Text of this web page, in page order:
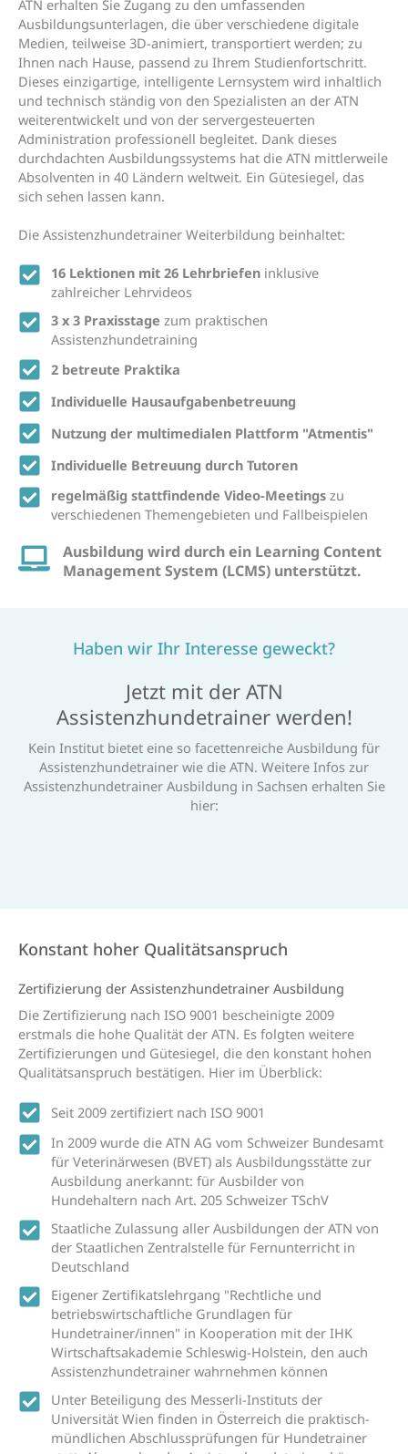
ATN erhalten Sie Zugang zu den umfassenden
Ausbildungsunterlagen, die über verschiedene digitale
Medien, teilweise 3D-animiert, transportiert werden; zu
Ihnen nach Hause, passend zu Ihrem Studienfortschritt.
Dieses einzigartige, intelligente Lernsystem wird inhaltlich
und technisch ständig von den Spezialisten an der ATN
weiterentwickelt und von der servergesteuerten
Administration professionell begleitet. Dank dieses
durchdachten Ausbildungssystems hat die ATN mittlerweile
Absolventen in 40 Ländern weltweit. Ein Gütesiegel, das
sich sehen lassen kann.
Die Assistenzhundetrainer Weiterbildung beinhaltet:
16 Lektionen mit 26 Lehrbriefen inklusive
zahlreicher Lehrvideos
3 x 3 Praxisstage zum praktischen
Assistenzhundetraining
2 betreute Praktika
Individuelle Hausaufgabenbetreuung
Nutzung der multimedialen Plattform "Atmentis"
Individuelle Betreuung durch Tutoren
regelmäßig stattfindende Video-Meetings zu
verschiedenen Themengebieten und Fallbeispielen
Ausbildung wird durch ein Learning Content
Management System (LCMS) unterstützt.
Haben wir Ihr Interesse geweckt?
Jetzt mit der ATN
Assistenzhundetrainer werden!
Kein Institut bietet eine so facettenreiche Ausbildung für
Assistenzhundetrainer wie die ATN. Weitere Infos zur
Assistenzhundetrainer Ausbildung in Sachsen erhalten Sie
hier:
Konstant hoher Qualitätsanspruch
Zertifi­zierung der Assistenz­hunde­trainer Aus­bildung
Die Zertifizierung nach ISO 9001 bescheinigte 2009
erstmals die hohe Qualität der ATN. Es folgten weitere
Zertifizierungen und Gütesiegel, die den konstant hohen
Qualitätsanspruch bestätigen. Hier im Überblick:
Seit 2009 zertifiziert nach ISO 9001
In 2009 wurde die ATN AG vom Schweizer Bundesamt
für Veterinärwesen (BVET) als Ausbildungsstätte zur
Ausbildung anerkannt: für Ausbilder von
Hundehaltern nach Art. 205 Schweizer TSchV
Staatliche Zulassung aller Ausbildungen der ATN von
der Staatlichen Zentralstelle für Fernunterricht in
Deutschland
Eigener Zertifikatslehrgang "Rechtliche und
betriebswirtschaftliche Grundlagen für
Hundetrainer/innen" in Kooperation mit der IHK
Wirtschaftsakademie Schleswig-Holstein, den auch
Assistenzhundetrainer wahrnehmen können
Unter Beteiligung des Messerli-Instituts der
Universität Wien finden in Österreich die praktisch-
mündlichen Abschlussprüfungen für Hundetrainer